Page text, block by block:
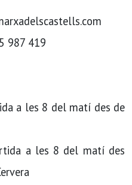
987 419
a les 8 del matí des de
a les 8 del matí des